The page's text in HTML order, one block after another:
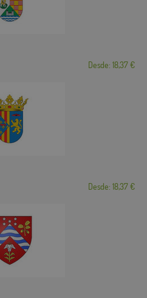
Desde: 18,37 €
Desde: 18,37 €